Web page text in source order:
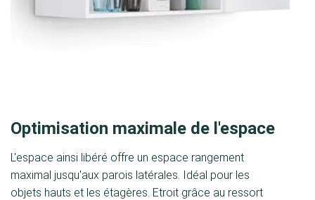
Optimisation maximale de l'espace
L'espace ainsi libéré offre un espace rangement
maximal jusqu'aux parois latérales. Idéal pour les
objets hauts et les étagères. Etroit grâce au ressort